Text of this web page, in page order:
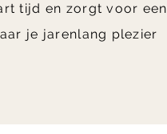
tijd en zorgt voor een
je jarenlang plezier